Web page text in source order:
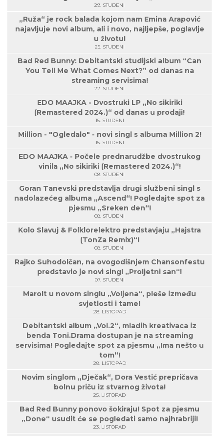
29. STUDENI
„Ruža“ je rock balada kojom nam Emina Arapović
najavljuje novi album, ali i novo, najljepše, poglavlje
u životu!
25. STUDENI
Bad Red Bunny: Debitantski studijski album “Can
You Tell Me What Comes Next?” od danas na
streaming servisima!
22. STUDENI
EDO MAAJKA - Dvostruki LP „No sikiriki
(Remastered 2024.)“ od danas u prodaji!
15. STUDENI
Million - "Ogledalo" - novi singl s albuma Million 2!
15. STUDENI
EDO MAAJKA - Počele prednarudžbe dvostrukog
vinila „No sikiriki (Remastered 2024.)“!
08. STUDENI
Goran Tanevski predstavlja drugi službeni singl s
nadolazećeg albuma „Ascend“! Pogledajte spot za
pjesmu „Sreken den“!
08. STUDENI
Kolo Slavuj & Folklorelektro predstavjaju „Hajstra
(TonZa Remix)“!
08. STUDENI
Rajko Suhodolčan, na ovogodišnjem Chansonfestu
predstavio je novi singl „Proljetni san“!
07. STUDENI
Marolt u novom singlu „Voljena“, pleše između
svjetlosti i tame!
28. LISTOPAD
Debitantski album „Vol.2“, mladih kreativaca iz
benda Toni.Drama dostupan je na streaming
servisima! Pogledajte spot za pjesmu „Ima nešto u
tom“!
28. LISTOPAD
Novim singlom „Dječak“, Dora Vestić prepričava
bolnu priču iz stvarnog života!
25. LISTOPAD
Bad Red Bunny ponovo šokiraju! Spot za pjesmu
„Done“ usudit će se pogledati samo najhrabriji!
23. LISTOPAD